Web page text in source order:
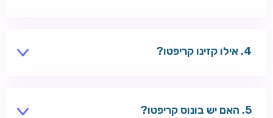
אילו קזינו קריפטו?
האם יש בונוס קריפטו?